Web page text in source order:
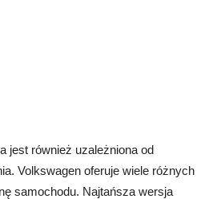
jest również uzależniona od
Volkswagen oferuje wiele różnych
samochodu. Najtańsza wersja